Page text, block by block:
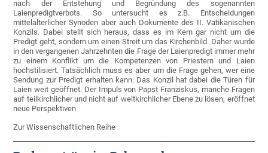
nach der Entstehung und Begründung des sogenannten
Laienpredigtverbots. So untersucht es z.B. Entscheidungen
mittelalterlicher Synoden aber auch Dokumente des II. Vatikanischen
Konzils. Dabei stellt sich heraus, dass es im Kern gar nicht um die
Predigt geht, sondern um einen Streit um das Kirchenbild. Daher wurde
in den vergangenen Jahrzehnten die Frage der Laienpredigt immer mehr
zu einem Konflikt um die Kompetenzen von Priestern und Laien
hochstilisiert. Tatsächlich muss es aber um die Frage gehen, wer eine
Sendung zur Predigt erhalten kann. Das Konzil hat dabei die Türen für
Laien weit geöffnet. Der Impuls von Papst Franziskus, manche Fragen
auf teilkirchlicher und nicht auf weltkirchlicher Ebene zu lösen, eröffnet
neue Perspektiven
Zur Wissenschaftlichen Reihe